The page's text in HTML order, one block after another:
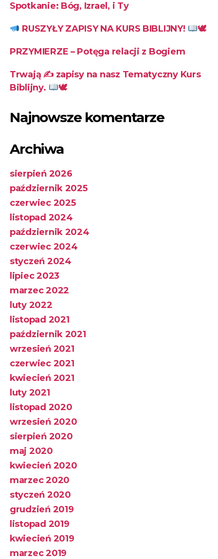
Spotkanie: Bóg, Izrael, i Ty
RUSZYŁY ZAPISY NA KURS BIBLIJNY! 🕊
PRZYMIERZE – Potęga relacji z Bogiem
Trwają ✍zapisy na nasz Tematyczny Kurs
Biblijny.
🕊
Najnowsze komentarze
Archiwa
sierpień 2026
październik 2025
czerwiec 2025
listopad 2024
październik 2024
czerwiec 2024
styczeń 2024
lipiec 2023
marzec 2022
luty 2022
listopad 2021
październik 2021
wrzesień 2021
czerwiec 2021
kwiecień 2021
luty 2021
listopad 2020
wrzesień 2020
sierpień 2020
maj 2020
kwiecień 2020
marzec 2020
styczeń 2020
grudzień 2019
listopad 2019
kwiecień 2019
marzec 2019